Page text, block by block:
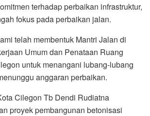
terhadap perbaikan infrastruktur,
fokus pada perbaikan jalan.
telah membentuk Mantri Jalan di
Umum dan Penataan Ruang
untuk menangani lubang-lubang
anggaran perbaikan.
Cilegon Tb Dendi Rudiatna
proyek pembangunan betonisasi